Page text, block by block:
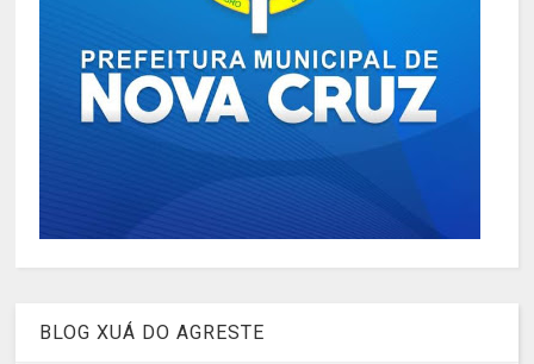
BLOG XUÁ DO AGRESTE